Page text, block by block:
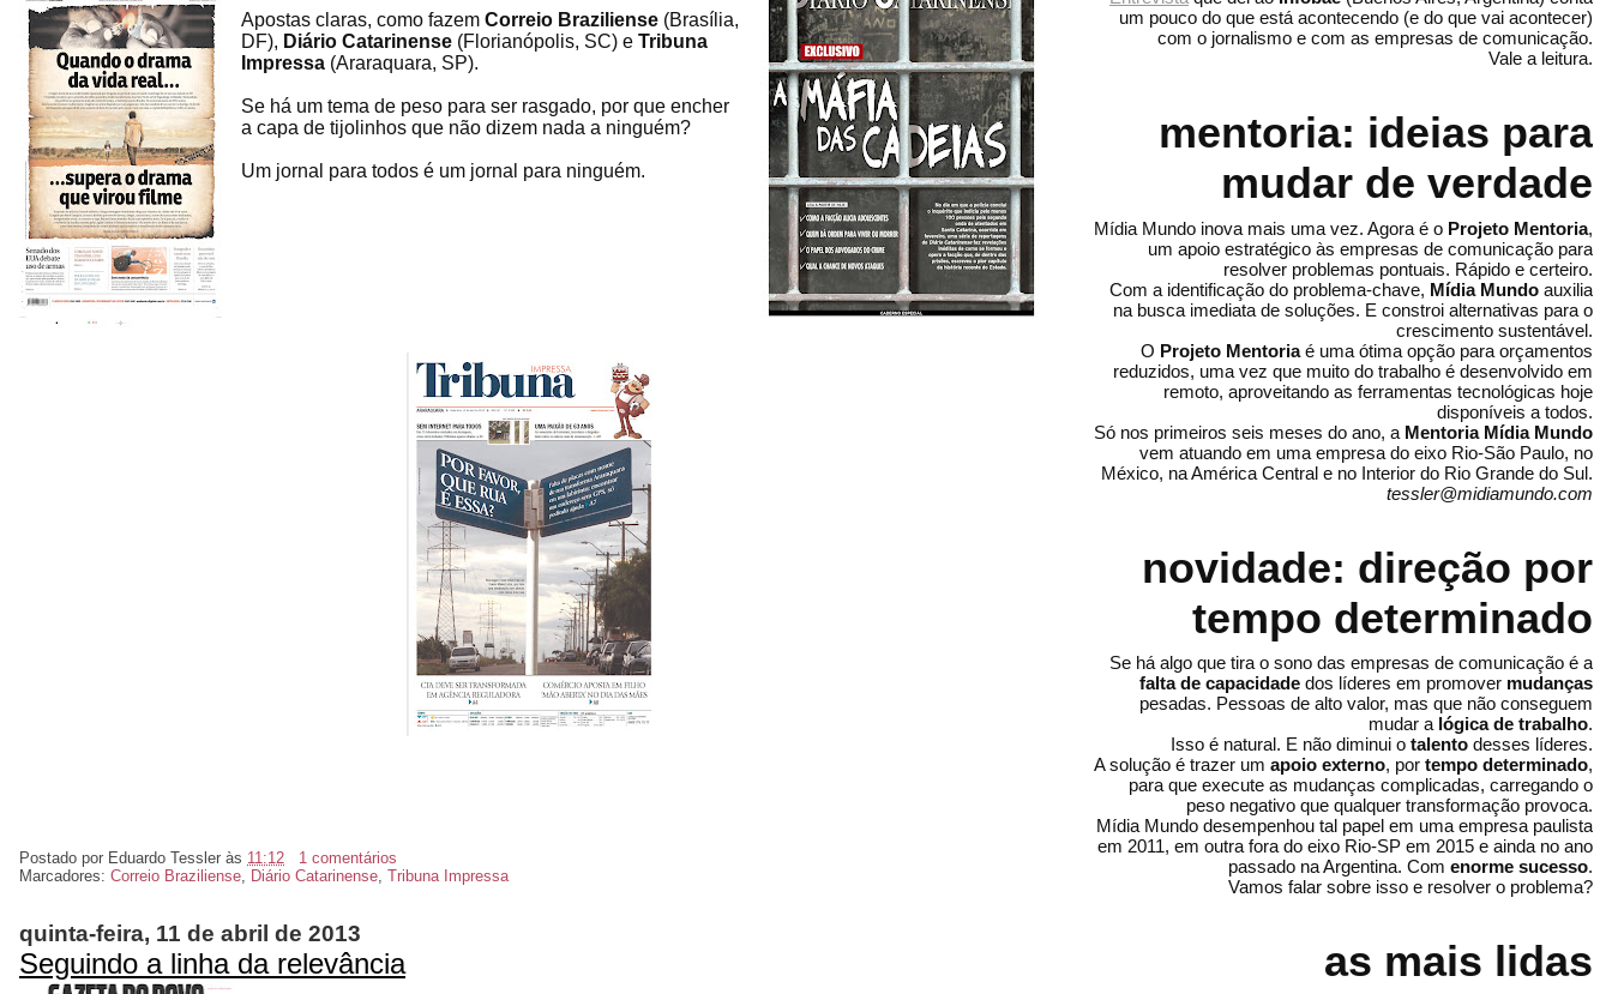
Apostas claras, como fazem Correio Braziliense (Brasília,
DF), Diário Catarinense (Florianópolis, SC) e Tribuna
Impressa (Araraquara, SP).
Se há um tema de peso para ser rasgado, por que encher
a capa de tijolinhos que não dizem nada a ninguém?
Um jornal para todos é um jornal para ninguém.
Postado por Eduardo Tessler às 11:12
1 comentários
Marcadores: Correio Braziliense Diário Catarinense Tribuna Impressa
quinta-feira, 11 de abril de 2013
Seguindo a linha da relevância
um pouco do que está acontecendo (e do que vai acontecer)
com o jornalismo e com as empresas de comunicação.
Vale a leitura.
mentoria: ideias para
mudar de verdade
Mídia Mundo inova mais uma vez. Agora é o Projeto Mentoria,
um apoio estratégico às empresas de comunicação para
resolver problemas pontuais. Rápido e certeiro.
Com a identificação do problema-chave, Mídia Mundo auxilia
na busca imediata de soluções. E constroi alternativas para o
crescimento sustentável.
O Projeto Mentoriaé uma ótima opção para orçamentos
reduzidos, uma vez que muito do trabalho é desenvolvido em
remoto, aproveitando as ferramentas tecnológicas hoje
disponíveis a todos.
Só nos primeiros seis meses do ano, a Mentoria Mídia Mundo
vem atuando em uma empresa do eixo Rio-São Paulo, no
México, na América Central e no Interior do Rio Grande do Sul.
tessler@midiamundo.com
novidade: direção por
tempo determinado
Se há algo que tira o sono das empresas de comunicação é a
falta de capacidade dos líderes em promover mudanças
pesadas. Pessoas de alto valor, mas que não conseguem
mudar a lógica de trabalho.
Isso é natural. E não diminui o talento desses líderes.
A solução é trazer um apoio externo, por tempo determinado,
para que execute as mudanças complicadas, carregando o
peso negativo que qualquer transformação provoca.
Mídia Mundo desempenhou tal papel em uma empresa paulista
em 2011, em outra fora do eixo Rio-SP em 2015 e ainda no ano
passado na Argentina. Com enorme sucesso.
Vamos falar sobre isso e resolver o problema?
as mais lidas